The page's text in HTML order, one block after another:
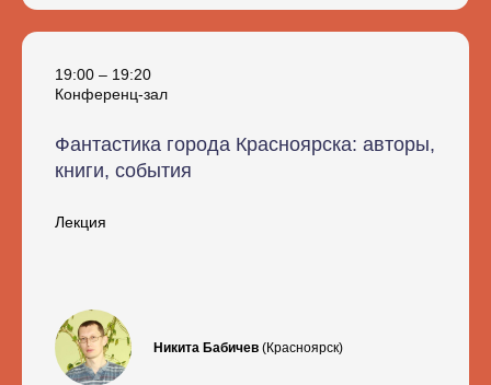
19:00 – 19:20
Конференц-зал
Фантастика города Красноярска: авторы,
книги, события
Лекция
Никита Бабичев (Красноярск)